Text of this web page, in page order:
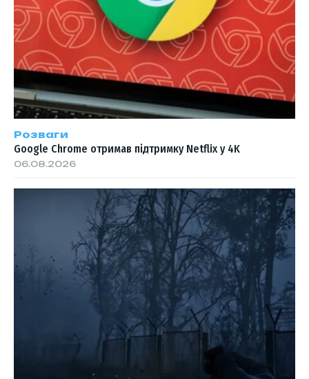
Розваги
Google Chrome отримав підтримку Netflix у 4K
06.08.2026